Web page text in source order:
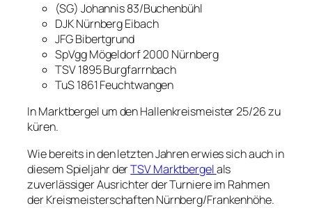
(SG) Johannis 83/Buchenbühl
DJK Nürnberg Eibach
JFG Bibertgrund
SpVgg Mögeldorf 2000 Nürnberg
TSV 1895 Burgfarrnbach
TuS 1861 Feuchtwangen
In Marktbergel um den Hallenkreismeister 25/26 zu
küren.
Wie bereits in den letzten Jahren erwies sich auch in
diesem Spieljahr derTSV Marktbergelals
zuverlässiger Ausrichter der Turniere im Rahmen
der Kreismeisterschaften Nürnberg/Frankenhöhe.